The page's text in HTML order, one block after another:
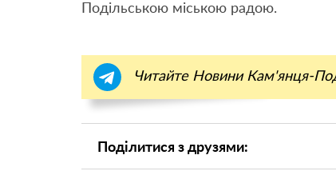
Подільською міською радою.
Читайте Новини Кам'янця-
Поділитися з друзями: